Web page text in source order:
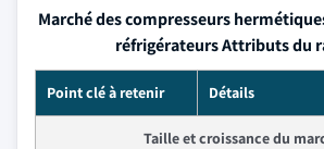
Marché des compresseurs
réfrigérateurs Attributs du
Point clé à retenir Détails
Taille et croissance du